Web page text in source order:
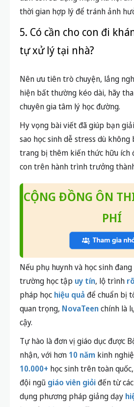
thời gian hợp lý để tránh ảnh
5. Có cần cho con đi
tự xử lý tại nhà?
Nên ưu tiên trò chuyện, lắng
hiện bất thường kéo dài, hãy
chuyên gia tâm lý học đường.
Hy vọng bài viết đã giúp bạn
sao học sinh dễ stress dù không
trang bị thêm kiến thức hữu ích
con trên hành trình trưởng
CỘNG ĐỒNG ÔN
PHÍ
Nếu phụ huynh và học sinh
trường học tập uy tín, lộ trình
pháp học hiệu quả để chuẩn bị
quan trọng, NovaTeenchính là
cậy.
Tự hào là đơn vị giáo dục được
nhận, với hơn 10 năm kinh
10.000+ học sinh trên toàn
đội ngũ giáo viên giỏiđến từ
dụng phương pháp giảng dạy